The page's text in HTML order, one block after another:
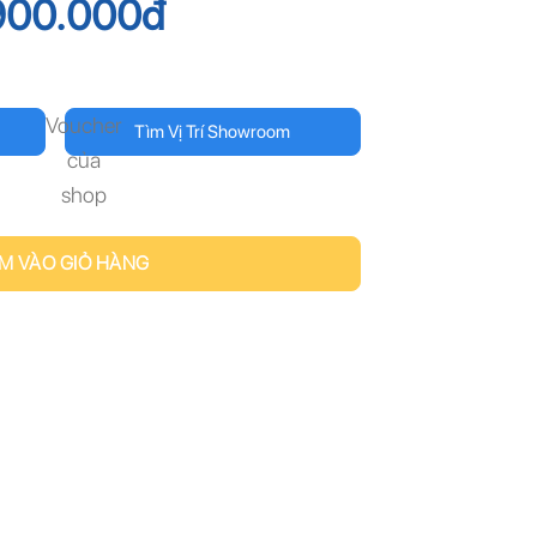
đ
Tìm Vị Trí Showroom
Voucher
của
shop
VÀO GIỎ HÀNG